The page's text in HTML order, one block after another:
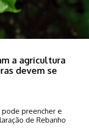
a agricultura
devem se
preencher e
de Rebanho